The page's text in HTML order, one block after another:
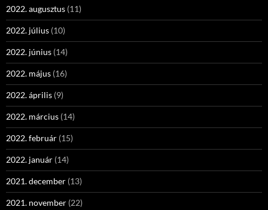
2022. augusztus (11)
2022. július (10)
2022. június (14)
2022. május (16)
2022. április (9)
2022. március (14)
2022. február (15)
2022. január (14)
2021. december (13)
2021. november (22)